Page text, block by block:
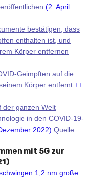
(2. April
bestätigen, dass
enthalten ist, und
Körper entfernen
Geimpften auf die
Körper entfernt ++
der ganzen Welt
in den COVID-19-
2022) Quelle
mit 5G zur
1,2 nm große